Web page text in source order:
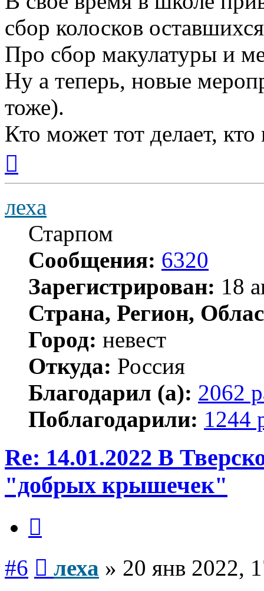
сбор колосков
Про сбор макулатуры и
Ну а теперь, новые
тоже).
Кто может тот делает,
началу
леха
Старпом
Сообщения: 6320
Зарегистрирован: 18
Страна, Регион,
Город: невест
Откуда: Россия
Благодарил (а): 2062
Поблагодарили: 1244
Re: 14.01.2022 В
"добрых крышечек"
#6 леха » 20 янв 2022,